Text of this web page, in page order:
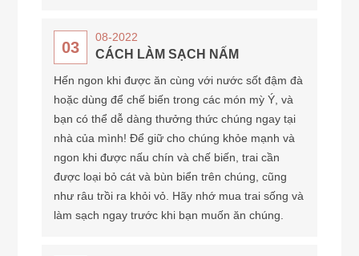
03
08-2022
CÁCH LÀM SẠCH NẤM
Hến ngon khi được ăn cùng với nước sốt đậm đà
hoặc dùng để chế biến trong các món mỳ Ý, và
bạn có thể dễ dàng thưởng thức chúng ngay tại
nhà của mình! Để giữ cho chúng khỏe mạnh và
ngon khi được nấu chín và chế biến, trai cần
được loại bỏ cát và bùn biển trên chúng, cũng
như râu trồi ra khỏi vỏ. Hãy nhớ mua trai sống và
làm sạch ngay trước khi bạn muốn ăn chúng.